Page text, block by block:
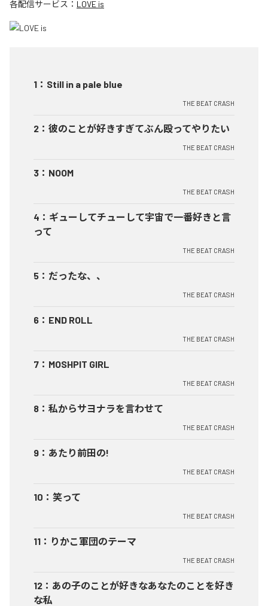
各配信サービス： LOVE is
1 ： Still in a pale blue
THE BEAT CRASH
2 ： 彼のことが好きすぎてぶん殴ってやりたい
THE BEAT CRASH
3 ： NOOM
THE BEAT CRASH
4 ： ギューしてチューして宇宙で一番好きと言
って
THE BEAT CRASH
5 ： だったな、、
THE BEAT CRASH
6 ： END ROLL
THE BEAT CRASH
7 ： MOSHPIT GIRL
THE BEAT CRASH
8 ： 私からサヨナラを言わせて
THE BEAT CRASH
9 ： あたり前田の!
THE BEAT CRASH
10 ： 笑って
THE BEAT CRASH
11 ： りかこ軍団のテーマ
THE BEAT CRASH
12 ： あの子のことが好きなあなたのことを好き
な私